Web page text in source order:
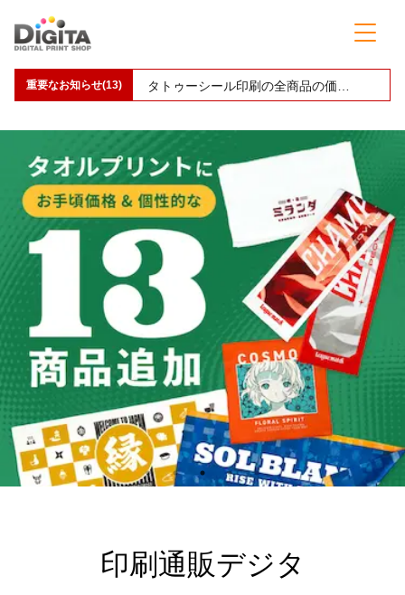
重要なお知らせ(13)
00086-DMTのインクジェットプリント対応終了についてのお知らせ
印刷通販デジタ